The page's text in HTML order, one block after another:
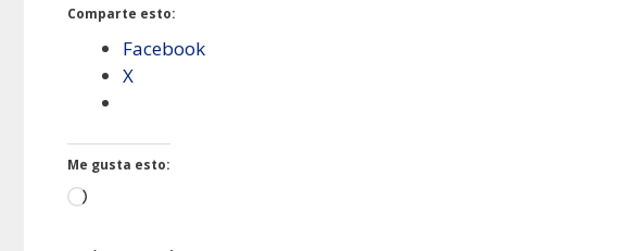
Comparte esto:
Facebook
X
Me gusta esto:
Cargando...